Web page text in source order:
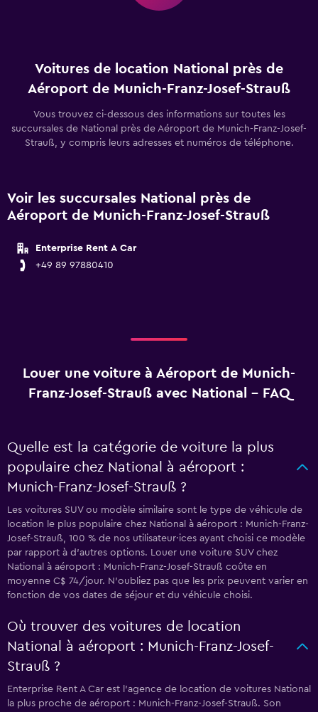
Voitures de location National près de
Aéroport de Munich-Franz-Josef-Strauß
Vous trouvez ci-dessous des informations sur toutes les
succursales de National près de Aéroport de Munich-Franz-Josef-
Strauß, y compris leurs adresses et numéros de téléphone.
Voir les succursales National près de
Aéroport de Munich-Franz-Josef-Strauß
Enterprise Rent A Car
+49 89 97880410
Louer une voiture à Aéroport de Munich-
Franz-Josef-Strauß avec National - FAQ
Quelle est la catégorie de voiture la plus
populaire chez National à aéroport :
Munich-Franz-Josef-Strauß ?
Les voitures SUV ou modèle similaire sont le type de véhicule de
location le plus populaire chez National à aéroport : Munich-Franz-
Josef-Strauß, 100 % de nos utilisateur·ices ayant choisi ce modèle
par rapport à d’autres options. Louer une voiture SUV chez
National à aéroport : Munich-Franz-Josef-Strauß coûte en
moyenne C$ 74/jour. N'oubliez pas que les prix peuvent varier en
fonction de vos dates de séjour et du véhicule choisi.
Où trouver des voitures de location
National à aéroport : Munich-Franz-Josef-
Strauß ?
Enterprise Rent A Car est l'agence de location de voitures National
la plus proche de aéroport : Munich-Franz-Josef-Strauß. Son